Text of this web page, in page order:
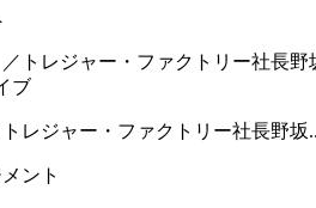
ブ
レジャー・ファクトリー社長野坂
ント